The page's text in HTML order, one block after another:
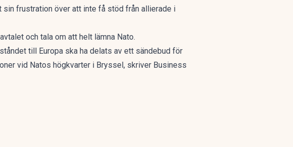
sin frustration över att inte få stöd från allierade i
och tala om att helt lämna Nato.
till Europa ska ha delats av ett sändebud för
vid Natos högkvarter i Bryssel, skriver Business